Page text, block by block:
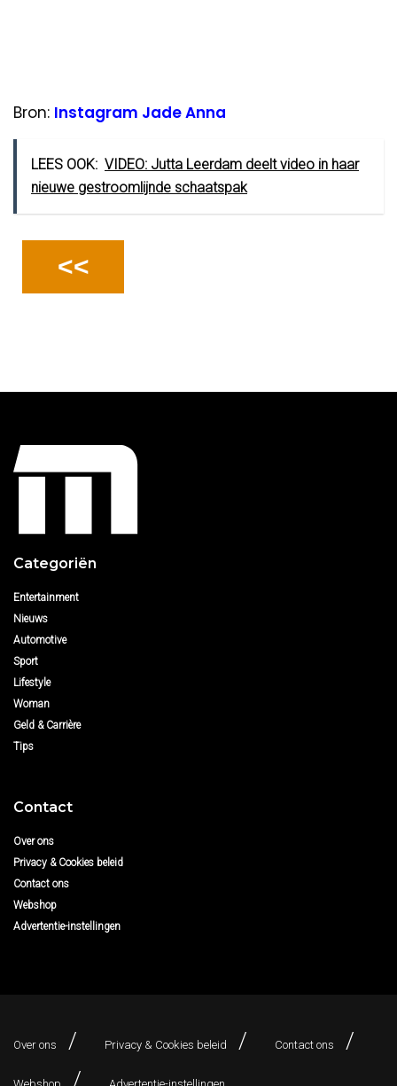
Bron: Instagram Jade Anna
LEES OOK: VIDEO: Jutta Leerdam deelt video in haar
nieuwe gestroomlijnde schaatspak
<<
Categoriën
Entertainment
Nieuws
Automotive
Sport
Lifestyle
Woman
Geld & Carrière
Tips
Contact
Over ons
Privacy & Cookies beleid
Contact ons
Webshop
Advertentie-instellingen
Over ons Privacy & Cookies beleid Contact ons